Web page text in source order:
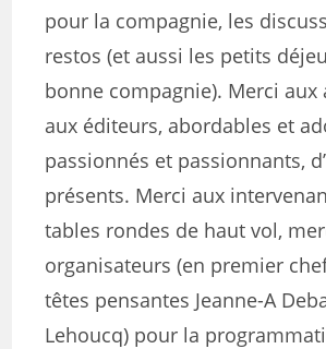
pour la compagnie, les
restos (et aussi les petits
bonne compagnie). Merci aux
aux éditeurs, abordables et
passionnés et passionnants,
présents. Merci aux
tables rondes de haut vol,
organisateurs (en premier
têtes pensantes Jeanne-A
Lehoucq) pour la